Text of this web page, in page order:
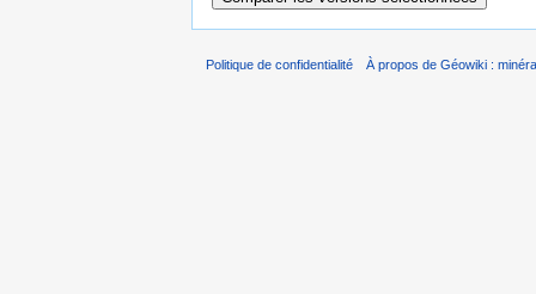
Politique de confidentialité À propos de Géowiki :